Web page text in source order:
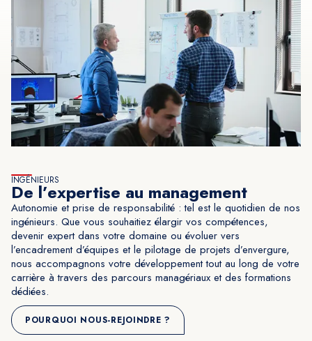
INGÉNIEURS
De l’expertise au management
Autonomie et prise de responsabilité : tel est le quotidien de nos
ingénieurs. Que vous souhaitiez élargir vos compétences,
devenir expert dans votre domaine ou évoluer vers
l’encadrement d’équipes et le pilotage de projets d’envergure,
nous accompagnons votre développement tout au long de votre
carrière à travers des parcours managériaux et des formations
dédiées.
POURQUOI NOUS-REJOINDRE ?